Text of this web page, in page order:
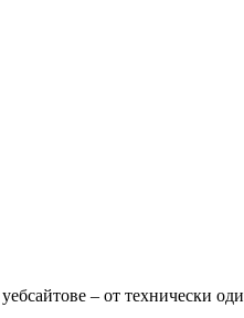
– от технически оди